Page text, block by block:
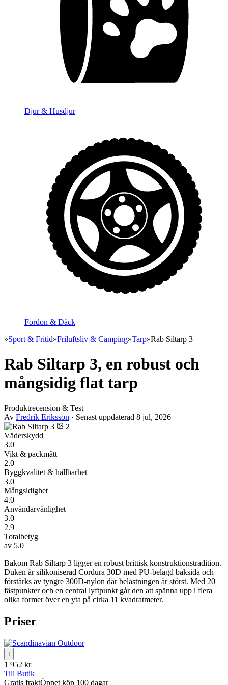
Djur & Husdjur
Fordon & Däck
»Sport & Fritid»Friluftsliv & Camping»Tarp»Rab Siltarp 3
Rab Siltarp 3, en robust och
mångsidig flat tarp
Produktrecension & Test
Av Fredrik Eriksson · Senast uppdaterad 8 jul, 2026
2
Väderskydd
3.0
Vikt & packmått
2.0
Byggkvalitet & hållbarhet
3.0
Mångsidighet
4.0
Användarvänlighet
3.0
2.9
Totalbetyg
av 5.0
Bakom Rab Siltarp 3 ligger en robust brittisk konstruktionstradition.
Duken är silikoniserad Cordura 30D med PU-belagd baksida och
förstärks av tyngre 300D-nylon där belastningen är störst. Med 20
fästpunkter och en central lyftpunkt går den att spänna upp i flera
olika former över en yta på cirka 11 kvadratmeter.
Priser
ℹ
1 952 kr
Till Butik
Gratis fraktÖppet köp 100 dagar